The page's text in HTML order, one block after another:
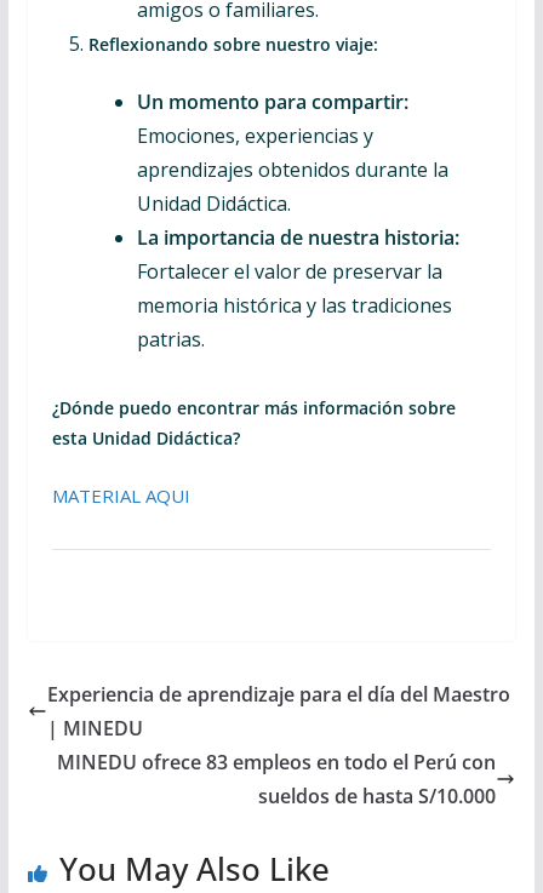
amigos o familiares.
Reflexionando sobre nuestro viaje:
Un momento para compartir:
Emociones, experiencias y
aprendizajes obtenidos durante la
Unidad Didáctica.
La importancia de nuestra historia:
Fortalecer el valor de preservar la
memoria histórica y las tradiciones
patrias.
¿Dónde puedo encontrar más información sobre
esta Unidad Didáctica?
MATERIAL AQUI
Experiencia de aprendizaje para el día del Maestro
| MINEDU
MINEDU ofrece 83 empleos en todo el Perú con
sueldos de hasta S/10.000
You May Also Like